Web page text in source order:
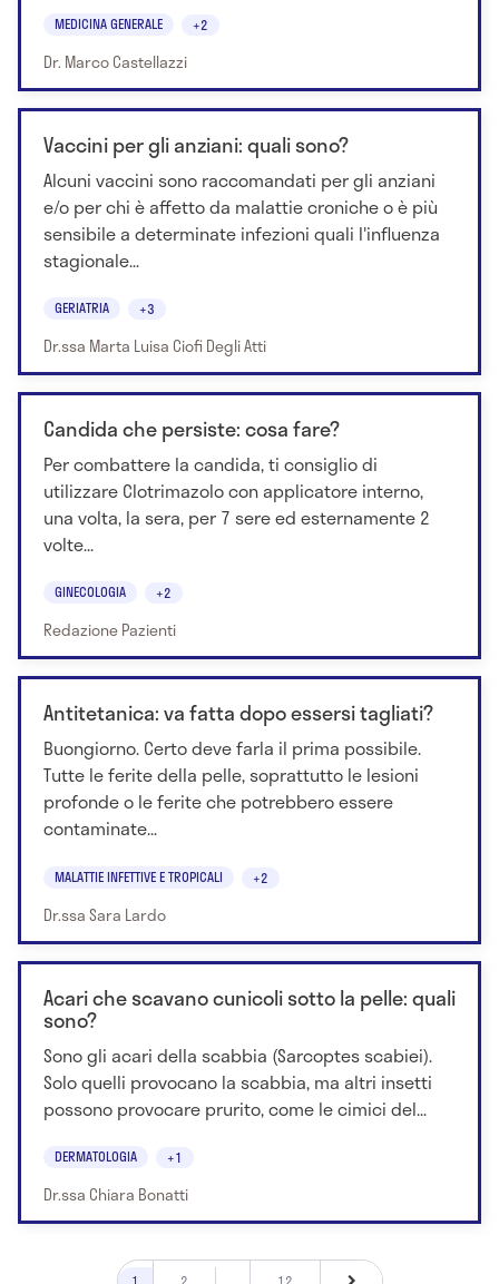
MEDICINA GENERALE +2
Dr. Marco Castellazzi
Vaccini per gli anziani: quali sono?
Alcuni vaccini sono raccomandati per gli anziani
e/o per chi è affetto da malattie croniche o è più
sensibile a determinate infezioni quali l'influenza
stagionale...
GERIATRIA +3
Dr.ssa Marta Luisa Ciofi Degli Atti
Candida che persiste: cosa fare?
Per combattere la candida, ti consiglio di
utilizzare Clotrimazolo con applicatore interno,
una volta, la sera, per 7 sere ed esternamente 2
volte...
GINECOLOGIA +2
Redazione Pazienti
Antitetanica: va fatta dopo essersi tagliati?
Buongiorno. Certo deve farla il prima possibile.
Tutte le ferite della pelle, soprattutto le lesioni
profonde o le ferite che potrebbero essere
contaminate...
MALATTIE INFETTIVE E TROPICALI +2
Dr.ssa Sara Lardo
Acari che scavano cunicoli sotto la pelle: quali
sono?
Sono gli acari della scabbia (Sarcoptes scabiei).
Solo quelli provocano la scabbia, ma altri insetti
possono provocare prurito, come le cimici del...
DERMATOLOGIA +1
Dr.ssa Chiara Bonatti